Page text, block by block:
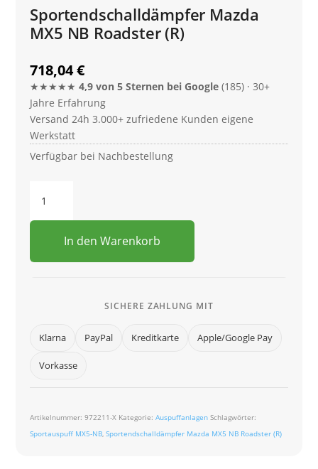
Sportendschalldämpfer Mazda
MX5 NB Roadster (R)
718,04€
★★★★★ 4,9 von 5 Sternen bei Google(185) · 30+
Jahre Erfahrung
Versand 24h 3.000+ zufriedene Kunden eigene
Werkstatt
Verfügbar bei Nachbestellung
Mazda
MX5
In den Warenkorb
SICHERE ZAHLUNG MIT
Klarna PayPal Kreditkarte Apple/Google Pay
Vorkasse
Artikelnummer:972211-X Kategorie:Auspuffanlagen Schlagwörter:
Sportauspuff MX5-NB,Sportendschalldämpfer Mazda MX5 NB Roadster (R)